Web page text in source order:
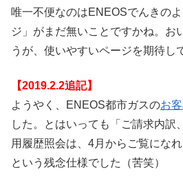
唯一不便なのはENEOSでんきの
ジ」がまだ無いことですかね。お
うが、使いやすいページを期待し
【2019.2.2追記】
ようやく、ENEOS都市ガスのお
した。とはいっても「ご請求内訳
用履歴照会は、4月からご覧にな
という残念仕様でした（苦笑）